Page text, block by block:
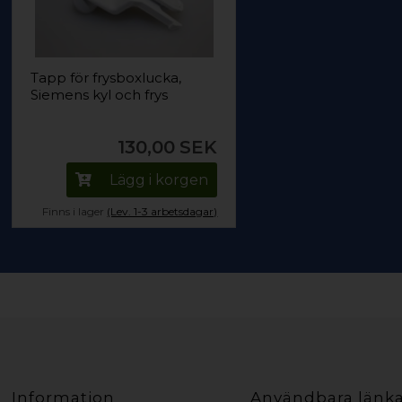
Tapp för frysboxlucka,
Siemens kyl och frys
130,00 SEK
Lägg i korgen
Finns i lager (Lev. 1-3 arbetsdagar)
Information Användbara